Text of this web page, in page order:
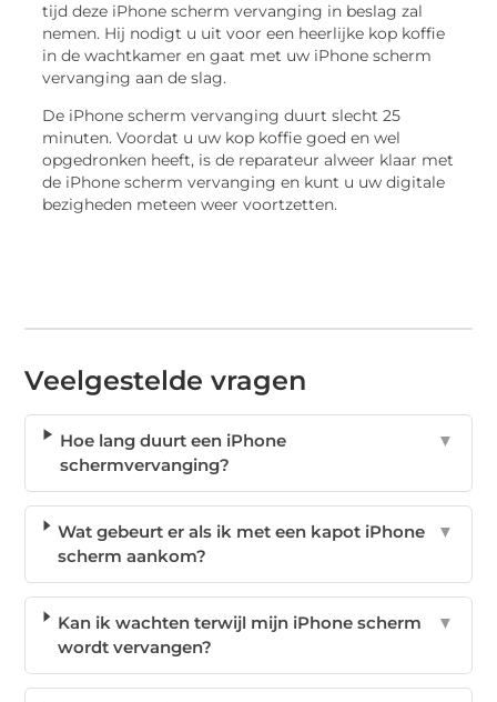
tijd deze iPhone scherm vervanging in beslag zal
nemen. Hij nodigt u uit voor een heerlijke kop koffie
in de wachtkamer en gaat met uw iPhone scherm
vervanging aan de slag.
De iPhone scherm vervanging duurt slecht 25
minuten. Voordat u uw kop koffie goed en wel
opgedronken heeft, is de reparateur alweer klaar met
de iPhone scherm vervanging en kunt u uw digitale
bezigheden meteen weer voortzetten.
Veelgestelde vragen
Hoe lang duurt een iPhone
schermvervanging?
▼
Wat gebeurt er als ik met een kapot iPhone
scherm aankom?
▼
Kan ik wachten terwijl mijn iPhone scherm
wordt vervangen?
▼